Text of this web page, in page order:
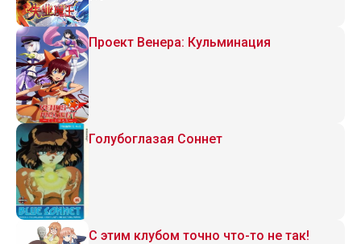
Проект Венера: Кульминация
Голубоглазая Соннет
С этим клубом точно что-то не так!